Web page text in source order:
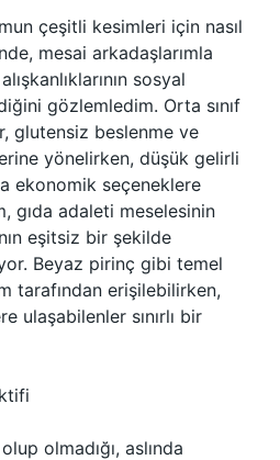
çeşitli kesimleri için nasıl
mesai arkadaşlarımla
sosyal
gözlemledim. Orta sınıf
glutensiz beslenme ve
yönelirken, düşük gelirli
ekonomik seçeneklere
gıda adaleti meselesinin
eşitsiz bir şekilde
Beyaz pirinç gibi temel
tarafından erişilebilirken,
ulaşabilenler sınırlı bir
olmadığı, aslında